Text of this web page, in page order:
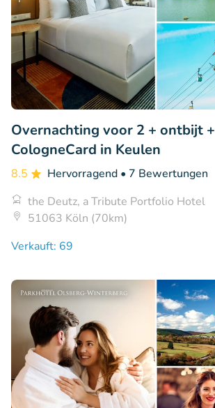
Overnachting voor 2 + ontbijt +
CologneCard in Keulen
8.5 Hervorragend • 7 Bewertungen
the Deutz, a Tribute Portfolio Hotel
51063 Köln (70km)
Verkauft: 69